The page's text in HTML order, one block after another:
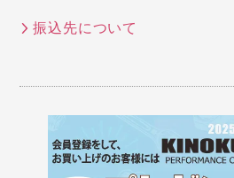
振込先について